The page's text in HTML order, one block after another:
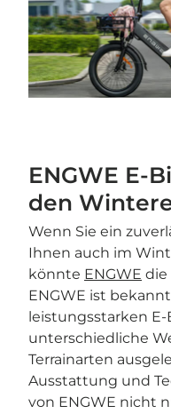
ENGWE E-
den
Wenn Sie ein
Ihnen auch im
könnte ENGWE die
ENGWE ist
leistungsstarken E-
unterschiedliche
Terrainarten
Ausstattung und
von ENGWE nicht